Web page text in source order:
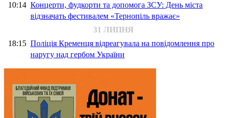
10:14 Концерти, фудкорти та допомога ЗСУ: День міста
відзначать фестивалем «Тернопіль вражає»
31 ЛИПНЯ
18:15 Поліція Кременця відреагувала на повідомлення про
наругу над гербом України